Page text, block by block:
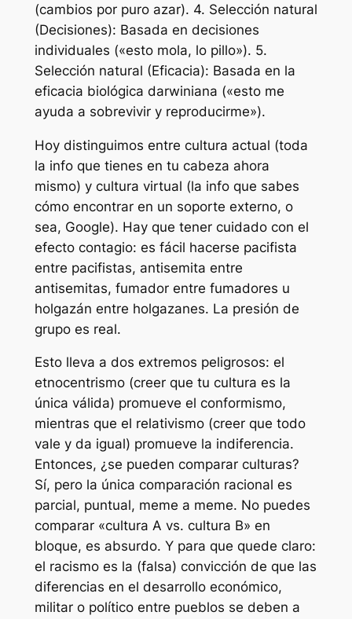
(cambios por puro azar). 4. Selección natural
(Decisiones): Basada en decisiones
individuales («esto mola, lo pillo»). 5.
Selección natural (Eficacia): Basada en la
eficacia biológica darwiniana («esto me
ayuda a sobrevivir y reproducirme»).
Hoy distinguimos entre cultura actual (toda
la infoque tienes en tu cabeza ahora
mismo) y cultura virtual (la infoque sabes
cómo encontraren un soporte externo, o
sea, Google). Hay que tener cuidado con el
efecto contagio: es fácil hacerse pacifista
entre pacifistas, antisemita entre
antisemitas, fumador entre fumadores u
holgazán entre holgazanes. La presión de
grupo es real.
Esto lleva a dos extremos peligrosos: el
etnocentrismo(creer que tu cultura es la
única válida) promueve el conformismo,
mientras que el relativismo(creer que todo
vale y da igual) promueve la indiferencia.
Entonces, ¿se pueden comparar culturas?
Sí, pero la única comparación racional es
parcial, puntual, meme a meme. No puedes
comparar «cultura A vs. cultura B» en
bloque, es absurdo. Y para que quede claro:
el racismo es la (falsa) convicción de que las
diferencias en el desarrollo económico,
militar o político entre pueblos se deben a